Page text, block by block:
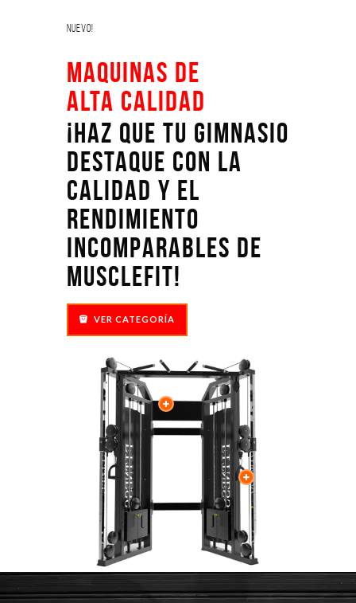
Nuevo!
Maquinas de
Alta calidad
¡Haz que tu gimnasio
destaque con la
calidad y el
rendimiento
incomparables de
MuscleFit!
VER CATEGORÍA